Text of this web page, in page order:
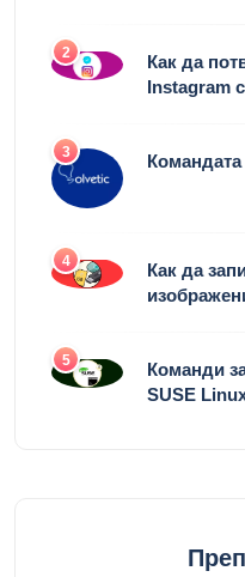
2
Как да
Instagram
3
4
Как да
5
Команди
SUSE